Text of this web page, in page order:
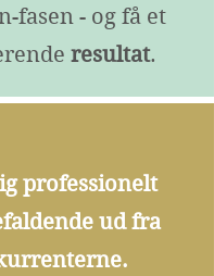
fasen - og få et
resultat.
professionelt
ud fra